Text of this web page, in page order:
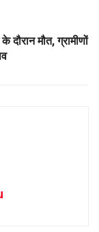
दौरान मौत, ग्रामीणों